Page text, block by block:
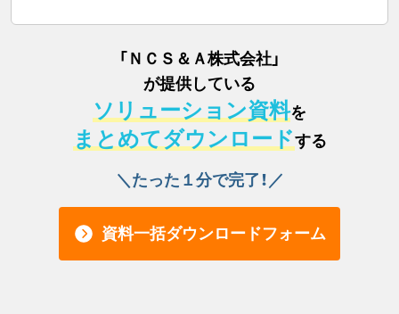
「 ＮＣＳ＆Ａ株式会社 」
が提供している
ソリューション資料を
まとめてダウンロードする
＼たった１分で完了！／
資料一括ダウンロードフォーム